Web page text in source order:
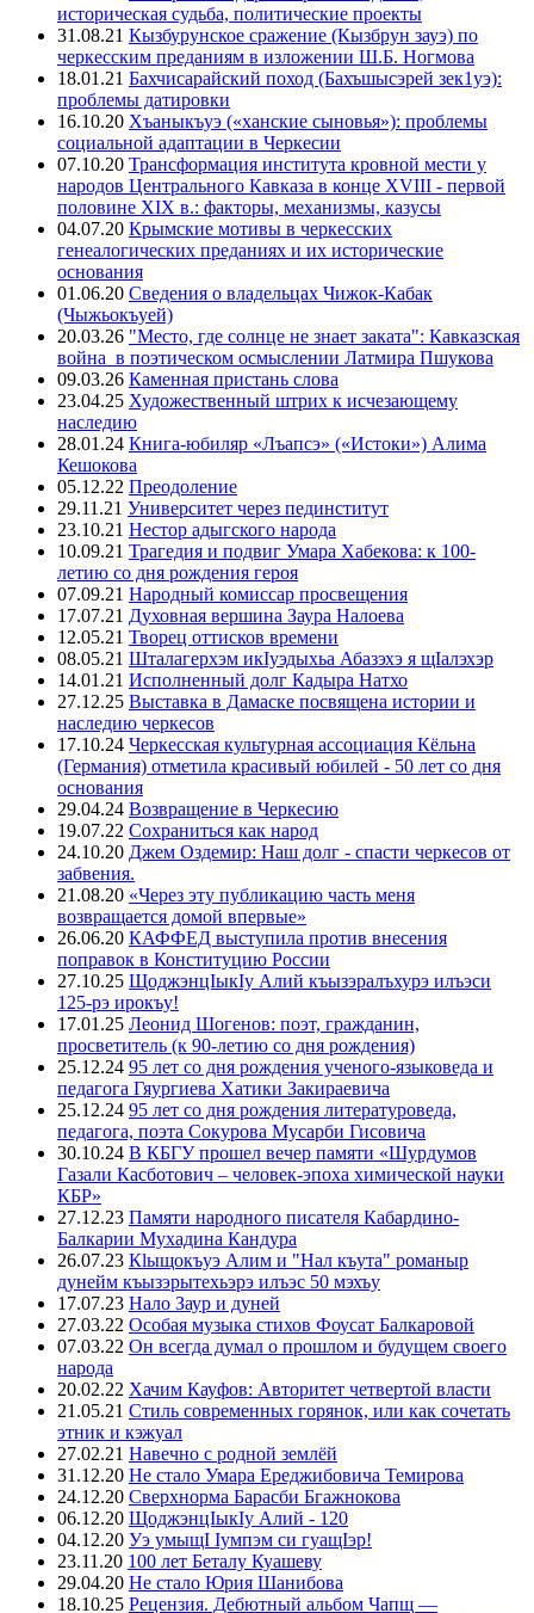
историческая судьба, политические проекты
31.08.21 Кызбурунское сражение (Кызбрун зауэ) по
черкесским преданиям в изложении Ш.Б. Ногмова
18.01.21 Бахчисарайский поход (Бахъшысэрей зек1уэ):
проблемы датировки
16.10.20 Хъаныкъуэ («ханские сыновья»): проблемы
социальной адаптации в Черкесии
07.10.20 Трансформация института кровной мести у
народов Центрального Кавказа в конце XVIII - первой
половине XIX в.: факторы, механизмы, казусы
04.07.20 Крымские мотивы в черкесских
генеалогических преданиях и их исторические
основания
01.06.20 Сведения о владельцах Чижок-Кабак
(Чыжьокъуей)
20.03.26 "Место, где солнце не знает заката": Кавказская
война в поэтическом осмыслении Латмира Пшукова
09.03.26 Каменная пристань слова
23.04.25 Художественный штрих к исчезающему
наследию
28.01.24 Книга-юбиляр «Лъапсэ» («Истоки») Алима
Кешокова
05.12.22 Преодоление
29.11.21 Университет через пединститут
23.10.21 Нестор адыгского народа
10.09.21 Трагедия и подвиг Умара Хабекова: к 100-
летию со дня рождения героя
07.09.21 Народный комиссар просвещения
17.07.21 Духовная вершина Заура Налоева
12.05.21 Творец оттисков времени
08.05.21 Шталагерхэм икIуэдыхьа Абазэхэ я щIалэхэр
14.01.21 Исполненный долг Кадыра Натхо
27.12.25 Выставка в Дамаске посвящена истории и
наследию черкесов
17.10.24 Черкесская культурная ассоциация Кёльна
(Германия) отметила красивый юбилей - 50 лет со дня
основания
29.04.24 Возвращение в Черкесию
19.07.22 Сохраниться как народ
24.10.20 Джем Оздемир: Наш долг - спасти черкесов от
забвения.
21.08.20 «Через эту публикацию часть меня
возвращается домой впервые»
26.06.20 КАФФЕД выступила против внесения
поправок в Конституцию России
27.10.25 ЩоджэнцIыкIу Алий къызэралъхурэ илъэси
125-рэ ирокъу!
17.01.25 Леонид Шогенов: поэт, гражданин,
просветитель (к 90-летию со дня рождения)
25.12.24 95 лет со дня рождения ученого-языковеда и
педагога Гяургиева Хатики Закираевича
25.12.24 95 лет со дня рождения литературоведа,
педагога, поэта Сокурова Мусарби Гисовича
30.10.24 В КБГУ прошел вечер памяти «Шурдумов
Газали Касботович – человек-эпоха химической науки
КБР»
27.12.23 Памяти народного писателя Кабардино-
Балкарии Мухадина Кандура
26.07.23 Кlыщокъуэ Алим и "Нал къута" романыр
дунейм къызэрытехьэрэ илъэс 50 мэхъу
17.07.23 Нало Заур и дуней
27.03.22 Особая музыка стихов Фоусат Балкаровой
07.03.22 Он всегда думал о прошлом и будущем своего
народа
20.02.22 Хачим Кауфов: Авторитет четвертой власти
21.05.21 Стиль современных горянок, или как сочетать
этник и кэжуал
27.02.21 Навечно с родной землёй
31.12.20 Не стало Умара Ереджибовича Темирова
24.12.20 Сверхнорма Барасби Бгажнокова
06.12.20 ЩоджэнцIыкIу Алий - 120
04.12.20 Уэ умыщI Iумпэм си гуащIэр!
23.11.20 100 лет Беталу Куашеву
29.04.20 Не стало Юрия Шанибова
18.10.25 Рецензия. Дебютный альбом Чапщ —